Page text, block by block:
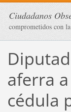
Ciudadanos
comprometidos con
aferra
cédula